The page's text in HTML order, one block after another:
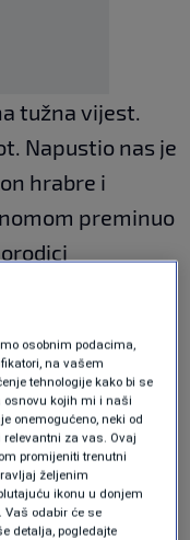
tužna vijest.
Napustio nas je
hrabre i
preminuo
veliki gubitak",
osobnim podacima,
na vašem
tehnologije kako bi se
kojih mi i naši
onemogućeno, neki od
za vas. Ovaj
promijeniti trenutni
željenim
ikonu u donjem
Vaš odabir će se
detalja, pogledajte